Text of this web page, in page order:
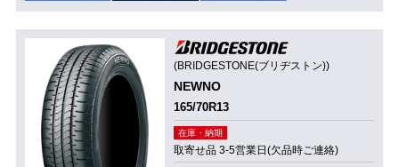
(BRIDGESTONE(ブリヂストン))
NEWNO
165/70R13
在庫・納期
取寄せ品 3-5営業日(欠品時ご連絡)